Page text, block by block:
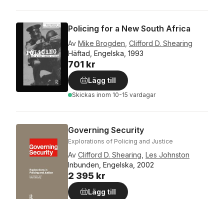
Policing for a New South Africa
Av Mike Brogden Clifford D. Shearing
Häftad, Engelska, 1993
701 kr
Lägg till
Skickas inom 10-15 vardagar
Governing Security
Explorations of Policing and Justice
Av Clifford D. Shearing Les Johnston
Inbunden, Engelska, 2002
2 395 kr
Lägg till